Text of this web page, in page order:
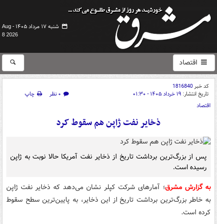
شنبه ۱۷ مرداد ۱۴۰۵ -
Aug
8 2026
اقتصاد
کد خبر1816840
تاریخ انتشار: ۱۹ خرداد ۱۴۰۵ - ۰۱:۳۰ ۰ نظر
چاپ
اقتصاد
ذخایر نفت ژاپن هم سقوط کرد
پس از بزرگ‌ترین برداشت تاریخ از ذخایر نفت آمریکا حالا نوبت به ژاپن
رسیده است.
به گزارش مشرق؛ آمارهای شرکت کپلر نشان می‌دهد که ذخایر نفت ژاپن
به خاطر بزرگ‌ترین برداشت تاریخ از این ذخایر، به پایین‌ترین سطح سقوط
کرده است.